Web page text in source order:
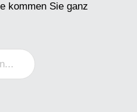
kommen Sie ganz